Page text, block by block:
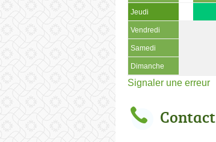
Jeudi
Vendredi
Samedi
Dimanche
Signaler une erreur
Contact